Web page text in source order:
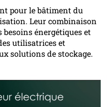
pour le bâtiment du
Leur combinaison
énergétiques et
utilisatrices et
solutions de stockage.